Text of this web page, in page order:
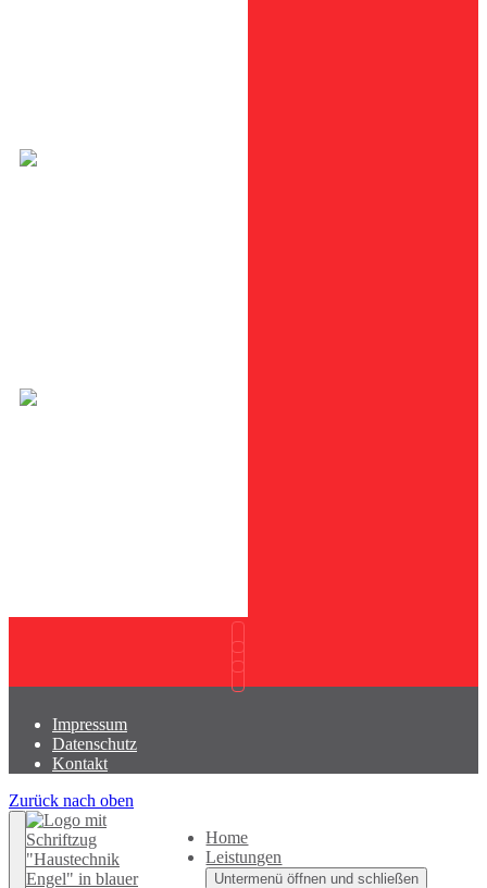
Impressum
Datenschutz
Kontakt
Zurück nach oben
Home
Leistungen
Untermenü öffnen und schließen